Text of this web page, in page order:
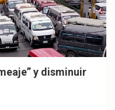
y disminuir